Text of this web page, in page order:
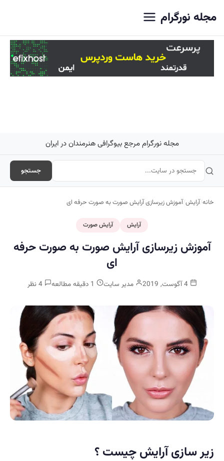
مجله نورگرام
مجله نورگرام مرجع بیوگرافی هنرمندان در ایران
جستجو
خانه/آرایش/آموزش زیرسازی آرایش صورت به صورت حرفه ای
آرایش آرایش صورت
آموزش زیرسازی آرایش صورت به صورت حرفه
ای
4 آگوست, 2019 مدیر سایت 4 نظر
زیر سازی آرایش چیست ؟